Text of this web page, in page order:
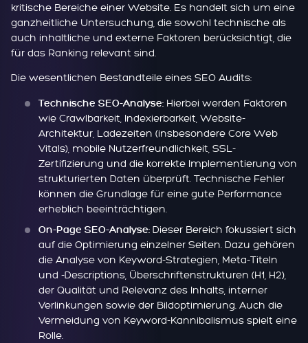
kritische Bereiche einer Website. Es handelt sich um eine
ganzheitliche Untersuchung, die sowohl technische als
auch inhaltliche und externe Faktoren berücksichtigt, die
für das Ranking relevant sind.
Die wesentlichen Bestandteile eines SEO Audits:
Technische SEO-Analyse: Hierbei werden Faktoren
wie Crawlbarkeit, Indexierbarkeit, Website-
Architektur, Ladezeiten (insbesondere Core Web
Vitals), mobile Nutzerfreundlichkeit, SSL-
Zertifizierung und die korrekte Implementierung von
strukturierten Daten überprüft. Technische Fehler
können die Grundlage für eine gute Performance
erheblich beeinträchtigen.
On-Page SEO-Analyse: Dieser Bereich fokussiert sich
auf die Optimierung einzelner Seiten. Dazu gehören
die Analyse von Keyword-Strategien, Meta-Titeln
und -Descriptions, Überschriftenstrukturen (H1, H2),
der Qualität und Relevanz des Inhalts, interner
Verlinkungen sowie der Bildoptimierung. Auch die
Vermeidung von Keyword-Kannibalismus spielt eine
Rolle.